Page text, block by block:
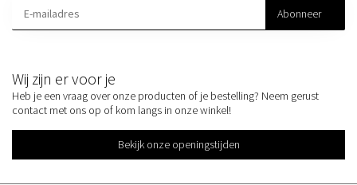
Wij zijn er voor je
Heb je een vraag over onze producten of je bestelling? Neem gerust
contact met ons op of kom langs in onze winkel!
Bekijk onze openingstijden
Abonneer